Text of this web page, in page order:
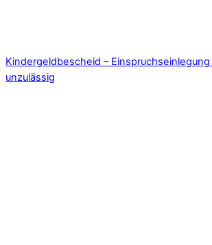
Kindergeldbescheid – Einspruchseinlegung
unzulässig